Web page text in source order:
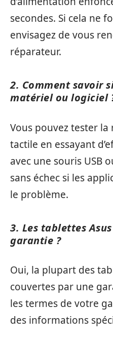
secondes. Si cela ne
envisagez de vous
réparateur.
2. Comment savoir
matériel ou logiciel
Vous pouvez tester la
tactile en essayant
avec une souris USB
sans échec si les
le problème.
3. Les tablettes
garantie ?
Oui, la plupart des
couvertes par une
les termes de votre
des informations